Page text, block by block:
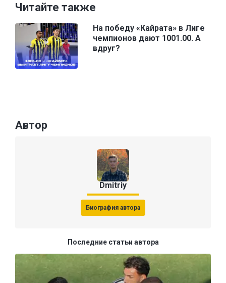
Читайте также
На победу «Кайрата» в Лиге
чемпионов дают 1001.00. А
вдруг?
Автор
Dmitriy
Биография автора
Последние статьи автора